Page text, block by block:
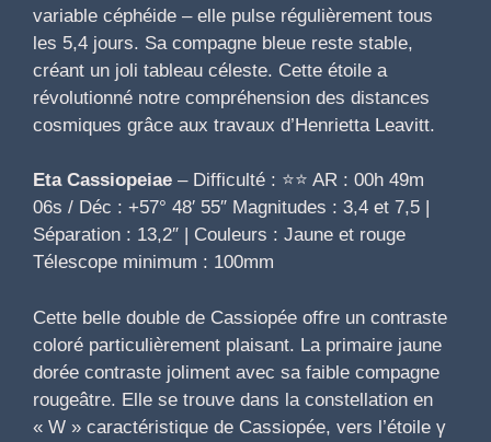
variable céphéide – elle pulse régulièrement tous
les 5,4 jours. Sa compagne bleue reste stable,
créant un joli tableau céleste. Cette étoile a
révolutionné notre compréhension des distances
cosmiques grâce aux travaux d’Henrietta Leavitt.
Eta Cassiopeiae – Difficulté : ⭐⭐ AR : 00h 49m
06s / Déc : +57° 48′ 55″ Magnitudes : 3,4 et 7,5 |
Séparation : 13,2″ | Couleurs : Jaune et rouge
Télescope minimum : 100mm
Cette belle double de Cassiopée offre un contraste
coloré particulièrement plaisant. La primaire jaune
dorée contraste joliment avec sa faible compagne
rougeâtre. Elle se trouve dans la constellation en
« W » caractéristique de Cassiopée, vers l’étoile γ